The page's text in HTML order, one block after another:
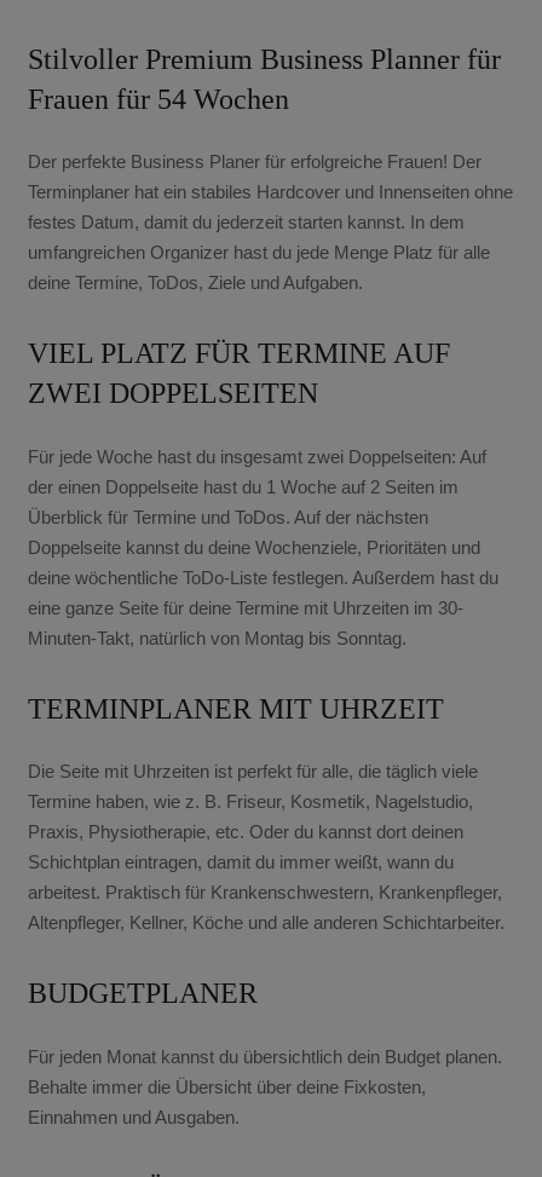
Stilvoller Premium Business Planner für
Frauen für 54 Wochen
Der perfekte Business Planer für erfolgreiche Frauen! Der
Terminplaner hat ein stabiles Hardcover und Innenseiten ohne
festes Datum, damit du jederzeit starten kannst. In dem
umfangreichen Organizer hast du jede Menge Platz für alle
deine Termine, ToDos, Ziele und Aufgaben.
VIEL PLATZ FÜR TERMINE AUF
ZWEI DOPPELSEITEN
Für jede Woche hast du insgesamt zwei Doppelseiten: Auf
der einen Doppelseite hast du 1 Woche auf 2 Seiten im
Überblick für Termine und ToDos. Auf der nächsten
Doppelseite kannst du deine Wochenziele, Prioritäten und
deine wöchentliche ToDo-Liste festlegen. Außerdem hast du
eine ganze Seite für deine Termine mit Uhrzeiten im 30-
Minuten-Takt, natürlich von Montag bis Sonntag.
TERMINPLANER MIT UHRZEIT
Die Seite mit Uhrzeiten ist perfekt für alle, die täglich viele
Termine haben, wie z. B. Friseur, Kosmetik, Nagelstudio,
Praxis, Physiotherapie, etc. Oder du kannst dort deinen
Schichtplan eintragen, damit du immer weißt, wann du
arbeitest. Praktisch für Krankenschwestern, Krankenpfleger,
Altenpfleger, Kellner, Köche und alle anderen Schichtarbeiter.
BUDGETPLANER
Für jeden Monat kannst du übersichtlich dein Budget planen.
Behalte immer die Übersicht über deine Fixkosten,
Einnahmen und Ausgaben.